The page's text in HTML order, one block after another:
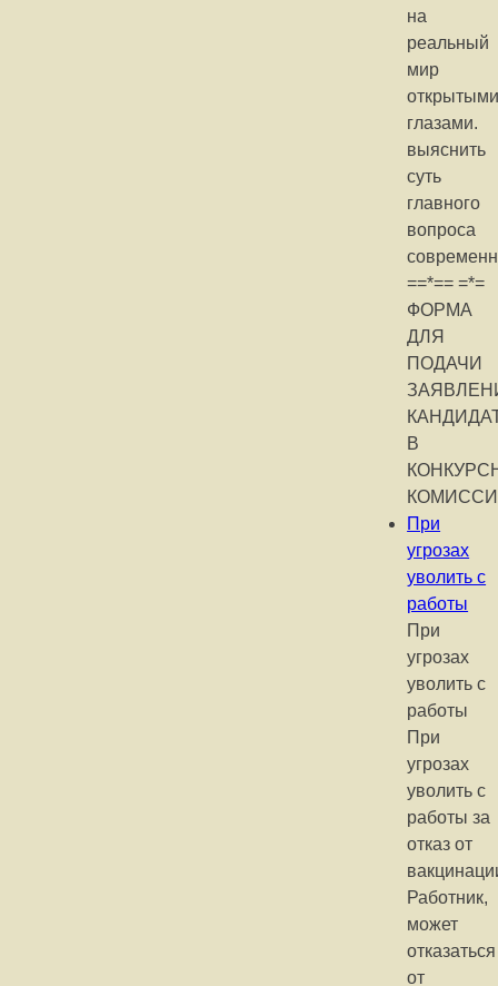
на
реальный
мир
глазами.
выяснить
суть
главного
вопроса
==*== =*=
ФОРМА
ДЛЯ
ПОДАЧИ
В
При
угрозах
уволить с
работы
При
угрозах
уволить с
работы
При
угрозах
уволить с
работы за
отказ от
Работник,
может
отказаться
от